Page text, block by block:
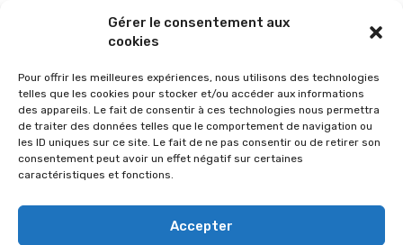
Gérer le consentement aux
cookies
Pour offrir les meilleures expériences, nous utilisons des technologies
telles que les cookies pour stocker et/ou accéder aux informations
des appareils. Le fait de consentir à ces technologies nous permettra
de traiter des données telles que le comportement de navigation ou
les ID uniques sur ce site. Le fait de ne pas consentir ou de retirer son
consentement peut avoir un effet négatif sur certaines
caractéristiques et fonctions.
Accepter